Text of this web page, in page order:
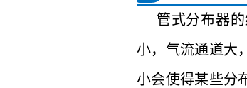
管式分布器
小，气流通道大
小会使得某些分